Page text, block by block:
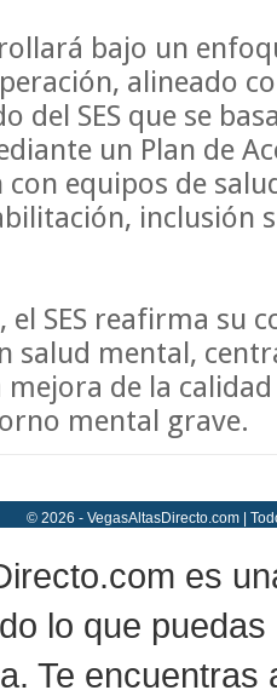
bajo un
alineado
del SES que se
un Plan de
con equipos de
inclusión
el SES reafirma su
salud mental,
de la
mental grave.
© 2026 - VegasAltasDirecto.com |
es
lo que
Te